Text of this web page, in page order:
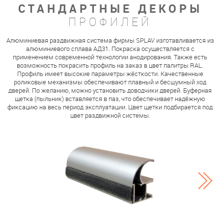
СТАНДАРТНЫЕ ДЕКОРЫ
ПРОФИЛЕЙ
Алюминиевая раздвижная система фирмы SPLAV изготавливается из
алюминиевого сплава АД31. Покраска осуществляется с
применением современной технологии анодирования. Также есть
возможность покрасить профиль на заказ в цвет палитры RAL.
Профиль имеет высокие параметры жёсткости. Качественные
роликовые механизмы обеспечивают плавный и бесшумный ход
дверей. По желанию, можно установить доводчики дверей. Буферная
щетка (пыльник) вставляется в паз, что обеспечивает надёжную
фиксацию на весь период эксплуатации. Цвет щетки подбирается под
цвет раздвижной системы.